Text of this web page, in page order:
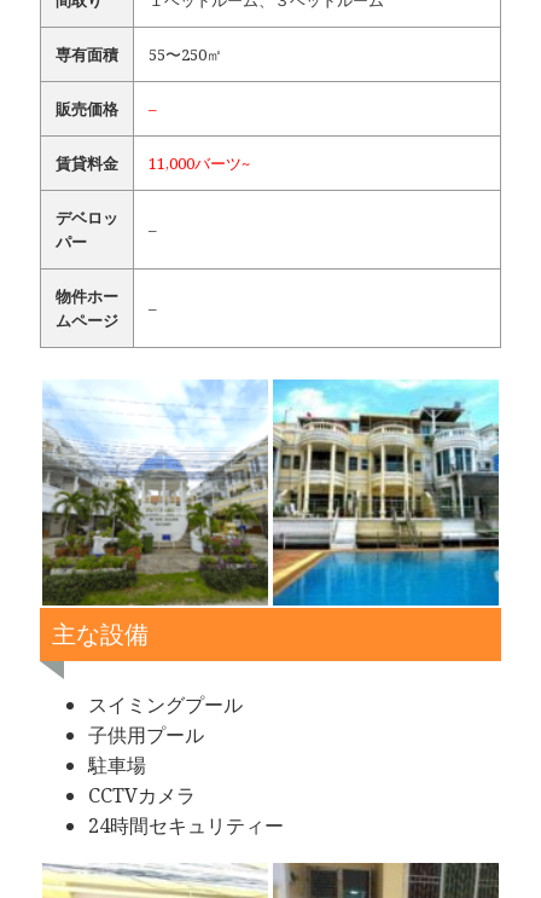
専有面積 55〜250㎡
販売価格 –
賃貸料金 11,000バーツ~
デベロッ
パー
–
物件ホー
ムページ
–
主な設備
スイミングプール
子供用プール
駐車場
CCTVカメラ
24時間セキュリティー